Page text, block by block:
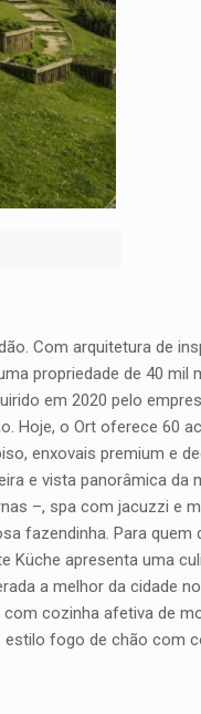
Com arquitetura de
propriedade de 40 mil
em 2020 pelo
Hoje, o Ort oferece 60
enxovais premium e
e vista panorâmica da
–, spa com jacuzzi e
fazendinha. Para quem
Küche apresenta uma
a melhor da cidade
cozinha afetiva de
estilo fogo de chão com